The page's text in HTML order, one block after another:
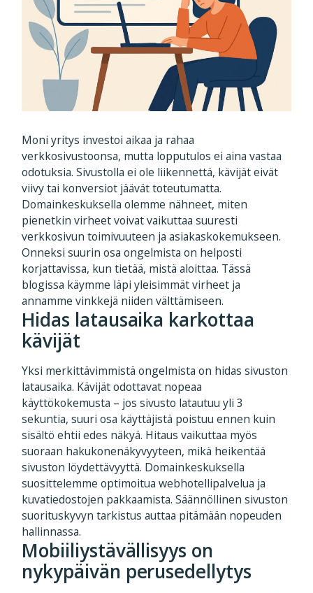
Moni yritys investoi aikaa ja rahaa
verkkosivustoonsa, mutta lopputulos ei aina vastaa
odotuksia. Sivustolla ei ole liikennettä, kävijät eivät
viivy tai konversiot jäävät toteutumatta.
Domainkeskuksella olemme nähneet, miten
pienetkin virheet voivat vaikuttaa suuresti
verkkosivun toimivuuteen ja asiakaskokemukseen.
Onneksi suurin osa ongelmista on helposti
korjattavissa, kun tietää, mistä aloittaa. Tässä
blogissa käymme läpi yleisimmät virheet ja
annamme vinkkejä niiden välttämiseen.
Hidas latausaika karkottaa
kävijät
Yksi merkittävimmistä ongelmista on hidas sivuston
latausaika. Kävijät odottavat nopeaa
käyttökokemusta – jos sivusto latautuu yli 3
sekuntia, suuri osa käyttäjistä poistuu ennen kuin
sisältö ehtii edes näkyä. Hitaus vaikuttaa myös
suoraan hakukonenäkyvyyteen, mikä heikentää
sivuston löydettävyyttä. Domainkeskuksella
suosittelemme optimoitua webhotellipalvelua ja
kuvatiedostojen pakkaamista. Säännöllinen sivuston
suorituskyvyn tarkistus auttaa pitämään nopeuden
hallinnassa.
Mobiiliystävällisyys on
nykypäivän perusedellytys